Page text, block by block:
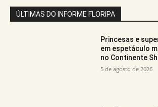
ÚLTIMAS DO INFORME FLORIPA
Princesas e
em espetáculo
no Continente
5 de agosto de 2026